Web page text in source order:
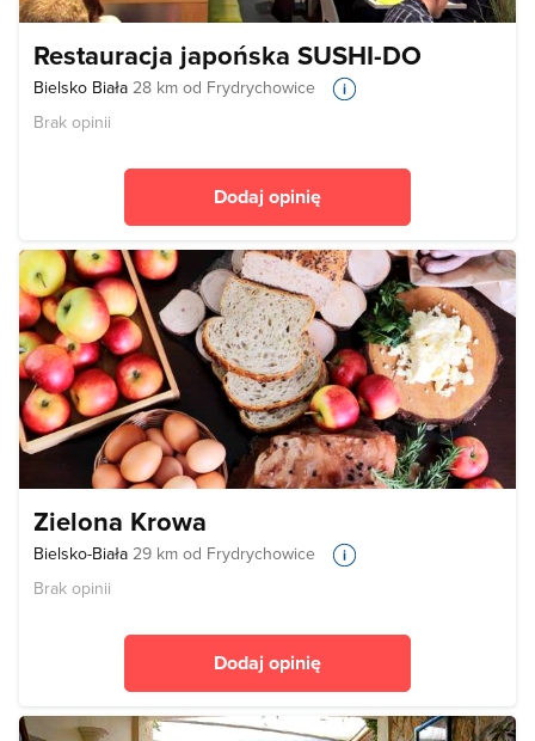
Restauracja japońska SUSHI-DO
Bielsko Biała 28 km od Frydrychowice
Brak opinii
Dodaj opinię
Zielona Krowa
Bielsko-Biała 29 km od Frydrychowice
Brak opinii
Dodaj opinię